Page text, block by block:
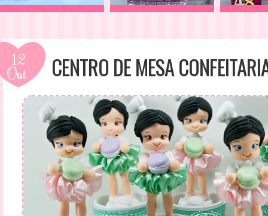
12
Out CENTRO DE MESA